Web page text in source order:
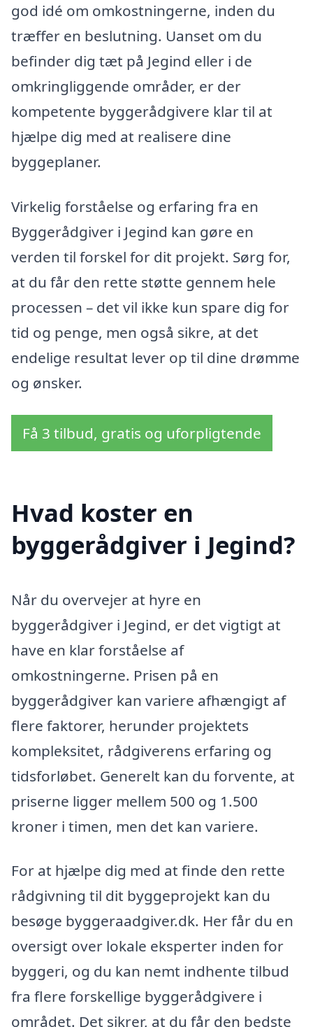
god idé om omkostningerne, inden du
træffer en beslutning. Uanset om du
befinder dig tæt på Jegind eller i de
omkringliggende områder, er der
kompetente byggerådgivere klar til at
hjælpe dig med at realisere dine
byggeplaner.
Virkelig forståelse og erfaring fra en
Byggerådgiver i Jegind kan gøre en
verden til forskel for dit projekt. Sørg for,
at du får den rette støtte gennem hele
processen – det vil ikke kun spare dig for
tid og penge, men også sikre, at det
endelige resultat lever op til dine drømme
og ønsker.
Få 3 tilbud, gratis og uforpligtende
Hvad koster en
byggerådgiver i Jegind?
Når du overvejer at hyre en
byggerådgiver i Jegind, er det vigtigt at
have en klar forståelse af
omkostningerne. Prisen på en
byggerådgiver kan variere afhængigt af
flere faktorer, herunder projektets
kompleksitet, rådgiverens erfaring og
tidsforløbet. Generelt kan du forvente, at
priserne ligger mellem 500 og 1.500
kroner i timen, men det kan variere.
For at hjælpe dig med at finde den rette
rådgivning til dit byggeprojekt kan du
besøge byggeraadgiver.dk. Her får du en
oversigt over lokale eksperter inden for
byggeri, og du kan nemt indhente tilbud
fra flere forskellige byggerådgivere i
området. Det sikrer, at du får den bedste